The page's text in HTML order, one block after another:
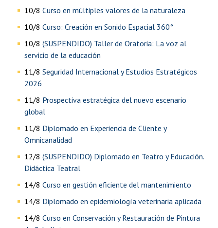
10/8 Curso en múltiples valores de la naturaleza
10/8 Curso: Creación en Sonido Espacial 360°
10/8 (SUSPENDIDO) Taller de Oratoria: La voz al
servicio de la educación
11/8 Seguridad Internacional y Estudios Estratégicos
2026
11/8 Prospectiva estratégica del nuevo escenario
global
11/8 Diplomado en Experiencia de Cliente y
Omnicanalidad
12/8 (SUSPENDIDO) Diplomado en Teatro y Educación.
Didáctica Teatral
14/8 Curso en gestión eficiente del mantenimiento
14/8 Diplomado en epidemiología veterinaria aplicada
14/8 Curso en Conservación y Restauración de Pintura